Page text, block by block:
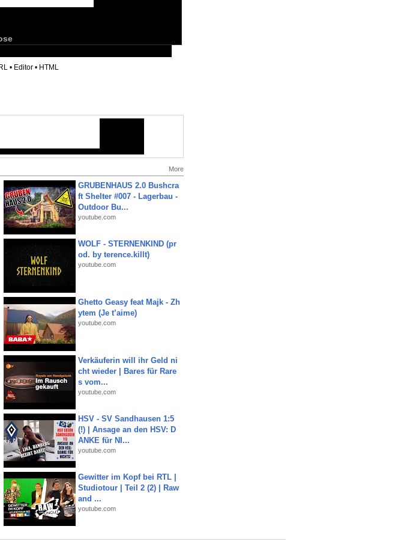
• Editor • HTML
More
GRUBENHAUS 2.0 Bushcra
ft Shelter #007 - Lagerbau -
Outdoor Bu...
youtube.com
WOLF - STERNENKIND (pr
od. by terence.killt)
youtube.com
Ghetto Geasy feat Majk - Zh
ytem (Je t’aime)
youtube.com
Verkäuferin will ihr Geld ni
cht wieder | Bares für Rare
s vom...
youtube.com
HSV - SV Sandhausen 1:5
(!) | Ansage an den HSV: D
ANKE für NI...
youtube.com
Gewitter im Kopf bei RTL |
Studiotour | Teil 2 (2) | Raw
and ...
youtube.com